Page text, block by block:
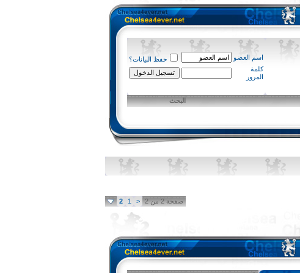
اسم العضو
حفظ البيانات؟
كلمة
المرور
البحث
صفحة 2 من 2 <
1
2